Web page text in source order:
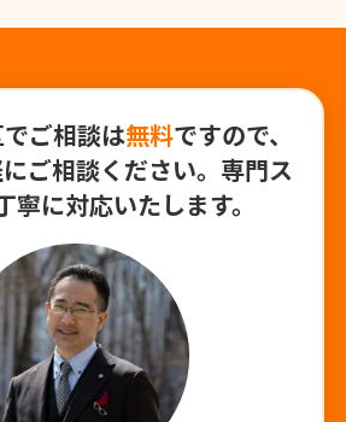
ご相談は無料ですので、
ご相談ください。専門ス
寧に対応いたします。